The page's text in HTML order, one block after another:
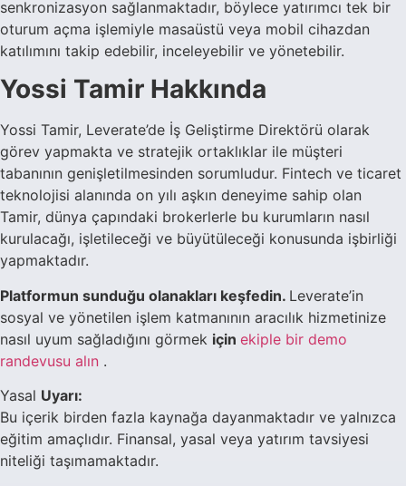
senkronizasyon sağlanmaktadır, böylece yatırımcı tek bir
oturum açma işlemiyle masaüstü veya mobil cihazdan
katılımını takip edebilir, inceleyebilir ve yönetebilir.
Yossi Tamir Hakkında
Yossi Tamir, Leverate’de İş Geliştirme Direktörü olarak
görev yapmakta ve stratejik ortaklıklar ile müşteri
tabanının genişletilmesinden sorumludur. Fintech ve ticaret
teknolojisi alanında on yılı aşkın deneyime sahip olan
Tamir, dünya çapındaki brokerlerle bu kurumların nasıl
kurulacağı, işletileceği ve büyütüleceği konusunda işbirliği
yapmaktadır.
Platformun sunduğu olanakları keşfedin. Leverate’in
sosyal ve yönetilen işlem katmanının aracılık hizmetinize
nasıl uyum sağladığını görmek için ekiple bir demo
randevusu alın .
Yasal Uyarı:
Bu içerik birden fazla kaynağa dayanmaktadır ve yalnızca
eğitim amaçlıdır. Finansal, yasal veya yatırım tavsiyesi
niteliği taşımamaktadır.